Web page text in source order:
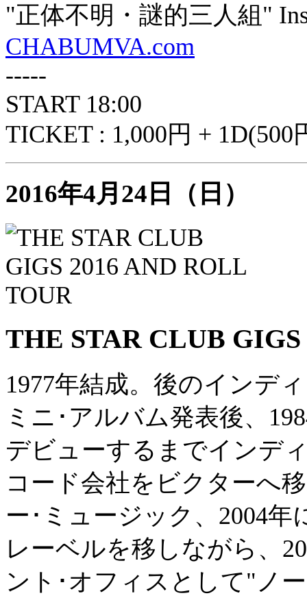
"正体不明・謎的三人組"
CHABUMVA.com
-----
START 18:00
TICKET : 1,000円 + 1D(500
2016年4月24日（日）
THE STAR CLUB
1977年結成。後のインデ
ミニ･アルバム発表後、
デビューするまでインデ
コード会社をビクターへ
ー･ミュージック、2004
レーベルを移しながら、
ント･オフィスとして"ノ